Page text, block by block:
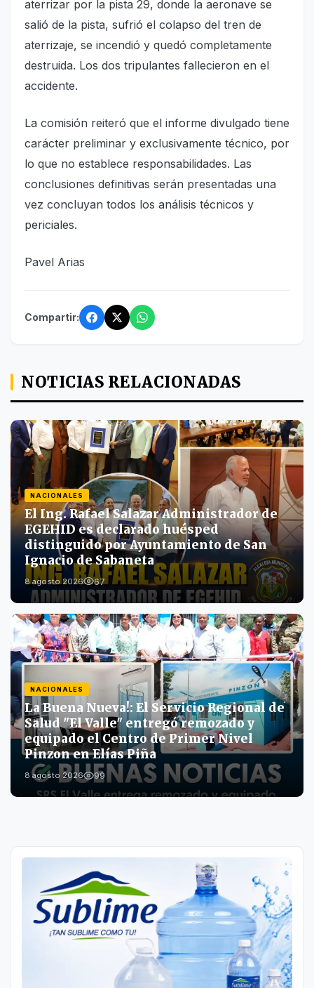
aterrizar por la pista 29, donde la aeronave se
salió de la pista, sufrió el colapso del tren de
aterrizaje, se incendió y quedó completamente
destruida. Los dos tripulantes fallecieron en el
accidente.
La comisión reiteró que el informe divulgado tiene
carácter preliminar y exclusivamente técnico, por
lo que no establece responsabilidades. Las
conclusiones definitivas serán presentadas una
vez concluyan todos los análisis técnicos y
periciales.
Pavel Arias
Compartir:
NOTICIAS RELACIONADAS
NACIONALES
El Ing. Rafael Salazar Administrador de
EGEHID es declarado huésped
distinguido por Ayuntamiento de San
Ignacio de Sabaneta
8 agosto 2026 67
NACIONALES
La Buena Nueva!: El Servicio Regional de
Salud "El Valle" entregó remozado y
equipado el Centro de Primer Nivel
Pinzon en Elías Piña
8 agosto 2026 99